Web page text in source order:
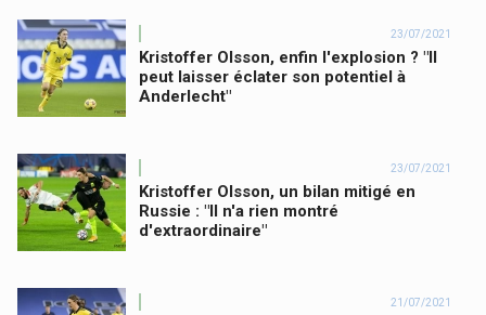
23/07/2021
Kristoffer Olsson, enfin l'explosion ? "Il
peut laisser éclater son potentiel à
Anderlecht"
23/07/2021
Kristoffer Olsson, un bilan mitigé en
Russie : "Il n'a rien montré
d'extraordinaire"
21/07/2021